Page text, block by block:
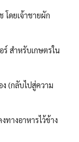
โดยเจ้าชายผัก
ร์ สำหรับเกษตรใน
(กลับไปสู่ความ
ทางอาหารไว้ข้าง